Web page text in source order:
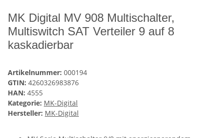
MK Digital MV 908 Multischalter,
Multiswitch SAT Verteiler 9 auf 8
kaskadierbar
Artikelnummer: 000194
GTIN: 4260326983876
HAN: 4555
Kategorie: MK-Digital
Hersteller: MK-Digital